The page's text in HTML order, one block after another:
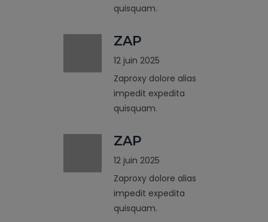
quisquam.
ZAP
12 juin 2025
Zaproxy dolore alias
impedit expedita
quisquam.
ZAP
12 juin 2025
Zaproxy dolore alias
impedit expedita
quisquam.